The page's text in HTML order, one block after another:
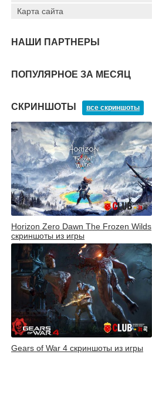
Карта сайта
НАШИ ПАРТНЕРЫ
ПОПУЛЯРНОЕ ЗА МЕСЯЦ
СКРИНШОТЫ все скриншоты
Horizon Zero Dawn The Frozen Wilds
скриншоты из игры
Gears of War 4 скриншоты из игры